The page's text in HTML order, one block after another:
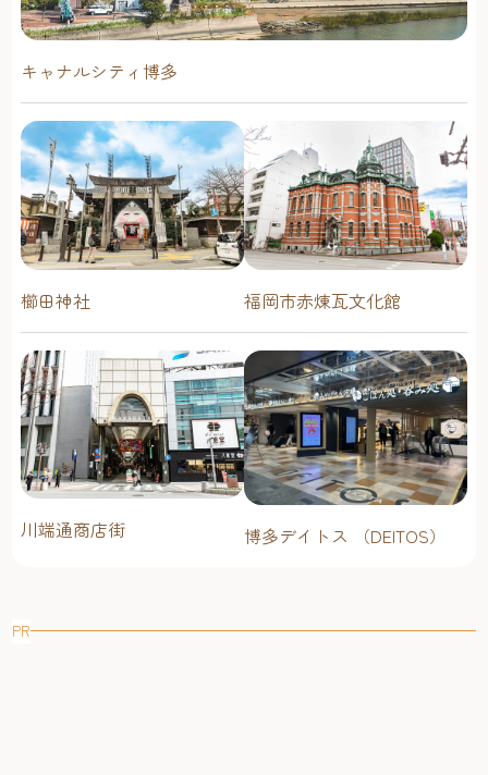
キャナルシティ博多
櫛田神社 福岡市赤煉瓦文化館
川端通商店街 博多デイトス （DEITOS）
PR